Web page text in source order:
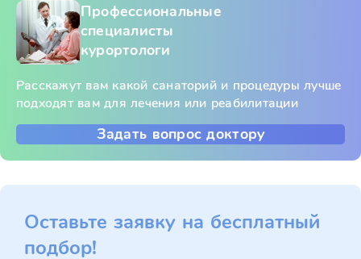
Профессиональные
специалисты
курортологи
Расскажут вам какой санаторий и процедуры лучше
подходят вам для лечения или реабилитации
Задать вопрос доктору
Оставьте заявку на бесплатный
подбор!